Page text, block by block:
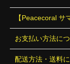
【Peacecoral
お支払い方法に
配送方法・送料